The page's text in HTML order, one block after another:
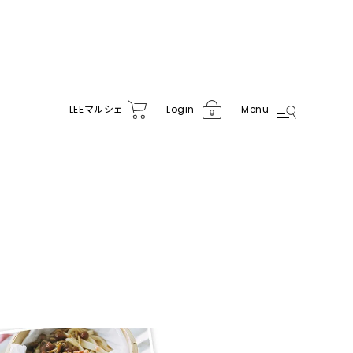
LEEマルシェ Login Menu